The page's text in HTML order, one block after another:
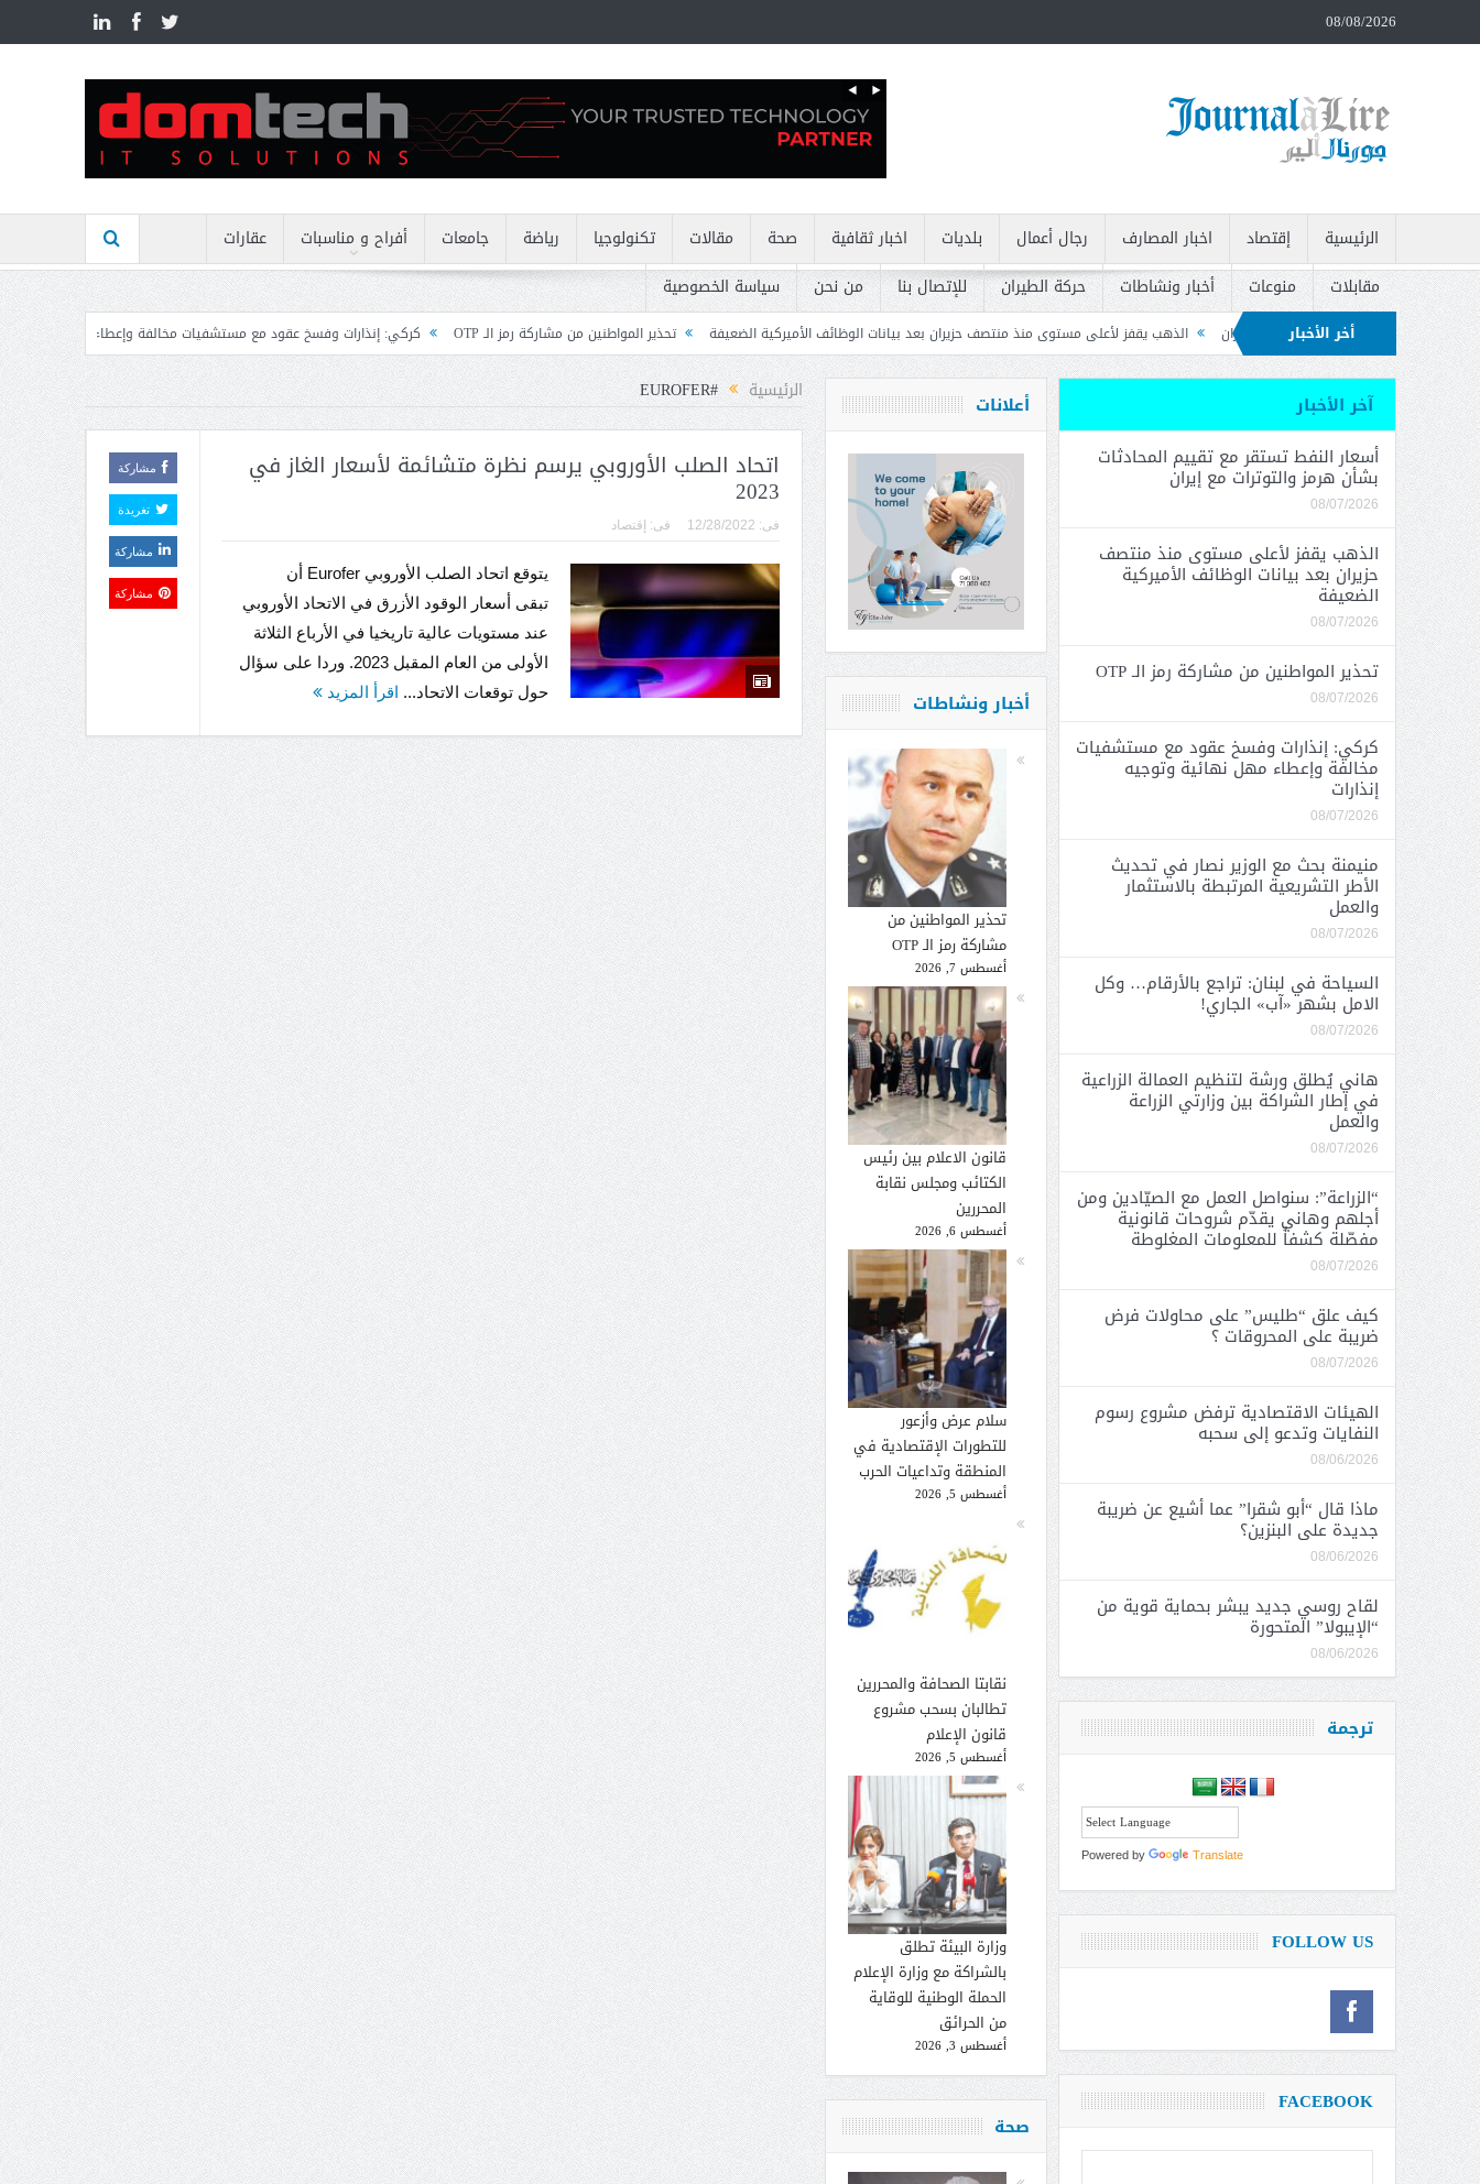
08/08/2026
الرئيسية إقتصاد اخبار المصارف رجال أعمال بلديات اخبار ثقافية صحة مقالات تكنولوجيا رياضة جامعات أفراح و مناسبات
عقارات
مقابلات
منوعات أخبار ونشاطات حركة الطيران للإتصال بنا من نحن سياسة الخصوصية
أخر الأخباروالتوترات مع إيران الذهب يقفز لأعلى مستوى منذ منتصف حزيران بعد بيانات الوظائف الأميركية الضعيفة تحذير المواطنين من مشاركة رمز الـ OTP كركي: إنذارات وفسخ عقود مع مستشفيات مخالفة وإعطاء مهل نهائية وتوجيه إنذارات
وتدعو إلى سحبه
الرئيسية #EUROFER
اتحاد الصلب الأوروبي يرسم نظرة متشائمة لأسعار الغاز في
2023
فى: 12/28/2022 فى: إقتصاد
يتوقع اتحاد الصلب الأوروبي Eurofer أن
تبقى أسعار الوقود الأزرق في الاتحاد الأوروبي
عند مستويات عالية تاريخيا في الأرباع الثلاثة
الأولى من العام المقبل 2023. وردا على سؤال
حول توقعات الاتحاد... اقرأ المزيد
مشاركة
تغريدة
مشاركة
مشاركة
أعلانات
أخبار ونشاطات
تحذير المواطنين من
مشاركة رمز الـ OTP
أغسطس 7, 2026
قانون الاعلام بين رئيس
الكتائب ومجلس نقابة
المحررين
أغسطس 6, 2026
سلام عرض وأزعور
للتطورات الإقتصادية في
المنطقة وتداعيات الحرب
أغسطس 5, 2026
نقابتا الصحافة والمحررين
تطالبان بسحب مشروع
قانون الإعلام
أغسطس 5, 2026
وزارة البيئة تطلق
بالشراكة مع وزارة الإعلام
الحملة الوطنية للوقاية
من الحرائق
أغسطس 3, 2026
صحة
آخر الأخبار
أسعار النفط تستقر مع تقييم المحادثات
بشأن هرمز والتوترات مع إيران
08/07/2026
الذهب يقفز لأعلى مستوى منذ منتصف
حزيران بعد بيانات الوظائف الأميركية
الضعيفة
08/07/2026
تحذير المواطنين من مشاركة رمز الـ OTP
08/07/2026
كركي: إنذارات وفسخ عقود مع مستشفيات
مخالفة وإعطاء مهل نهائية وتوجيه
إنذارات
08/07/2026
منيمنة بحث مع الوزير نصار في تحديث
الأطر التشريعية المرتبطة بالاستثمار
والعمل
08/07/2026
السياحة في لبنان: تراجع بالأرقام… وكل
الامل بشهر «آب» الجاري!
08/07/2026
هاني يُطلق ورشة لتنظيم العمالة الزراعية
في إطار الشراكة بين وزارتي الزراعة
والعمل
08/07/2026
“الزراعة”: سنواصل العمل مع الصيّادين ومن
أجلهم وهاني يقدّم شروحات قانونية
مفصّلة كشفاً للمعلومات المغلوطة
08/07/2026
كيف علق “طليس” على محاولات فرض
ضريبة على المحروقات ؟
08/07/2026
الهيئات الاقتصادية ترفض مشروع رسوم
النفايات وتدعو إلى سحبه
08/06/2026
ماذا قال “أبو شقرا” عما أشيع عن ضريبة
جديدة على البنزين؟
08/06/2026
لقاح روسي جديد يبشر بحماية قوية من
“الإيبولا” المتحورة
08/06/2026
ترجمة
Powered by Translate
FOLLOW US
FACEBOOK